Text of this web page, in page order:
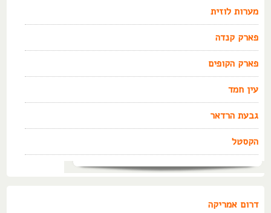
מערות לוזית
פארק קנדה
פארק הקופים
עין חמד
גבעת הרדאר
הקסטל
דרום אמריקה